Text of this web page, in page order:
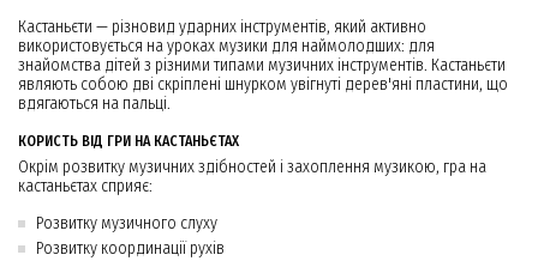
Кастаньєти — різновид ударних інструментів, який активно
використовується на уроках музики для наймолодших: для
знайомства дітей з різними типами музичних інструментів. Кастаньєти
являють собою дві скріплені шнурком увігнуті дерев'яні пластини, що
вдягаються на пальці.
КОРИСТЬ ВІД ГРИ НА КАСТАНЬЄТАХ
Окрім розвитку музичних здібностей і захоплення музикою, гра на
кастаньєтах сприяє:
Розвитку музичного слуху
Розвитку координації рухів